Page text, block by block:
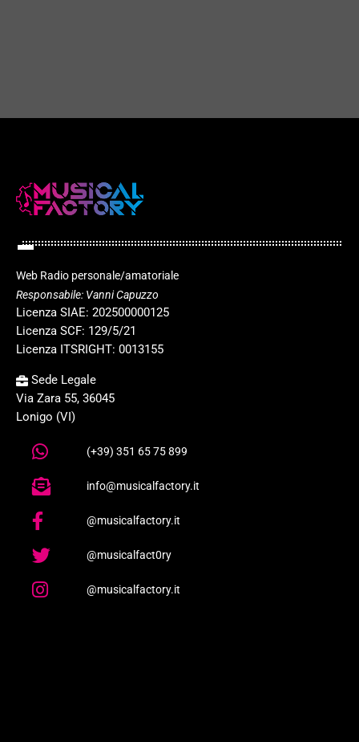
Web Radio personale/amatoriale
Responsabile: Vanni Capuzzo
Licenza SIAE: 202500000125
Licenza SCF: 129/5/21
Licenza ITSRIGHT: 0013155
Sede Legale
Via Zara 55, 36045
Lonigo (VI)
(+39) 351 65 75 899
info@musicalfactory.it
@musicalfactory.it
@musicalfact0ry
@musicalfactory.it